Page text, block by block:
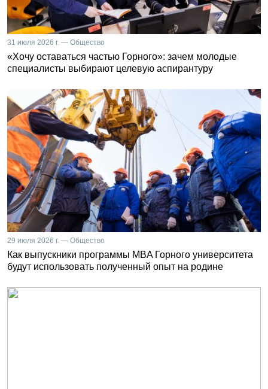
31 июля 2026 г. — Общество
«Хочу оставаться частью Горного»: зачем молодые
специалисты выбирают целевую аспирантуру
29 июля 2026 г. — Общество
Как выпускники программы MBA Горного университета
будут использовать полученный опыт на родине